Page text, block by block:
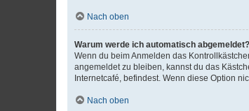
Nach oben
Warum werde ich automatisch abgemeldet?
Wenn du beim Anmelden das
angemeldet zu bleiben, kannst du das
Internetcafé, befindest. Wenn diese Option
Nach oben